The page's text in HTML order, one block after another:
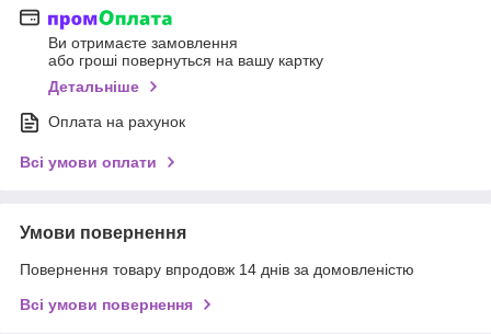
Ви отримаєте замовлення
або гроші повернуться на вашу картку
Детальніше
Оплата на рахунок
Всі умови оплати
Умови повернення
Повернення товару впродовж 14 днів за домовленістю
Всі умови повернення